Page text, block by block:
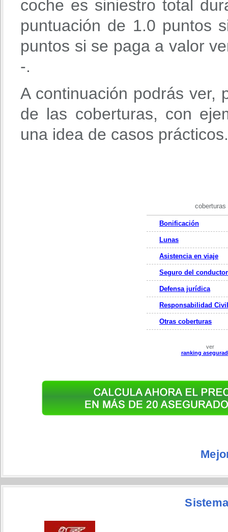
coche es siniestro total
puntuación de 1.0 puntos
puntos si se paga a valor
-.
A continuación podrás ver,
de las coberturas, con
una idea de casos prácticos.
coberturas
Bonificación
Lunas
Asistencia en viaje
Seguro del conductor
Defensa jurídica
Responsabilidad Civil
Otras coberturas
ver
ranking